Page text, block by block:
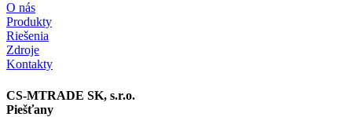
O nás
Produkty
Riešenia
Zdroje
Kontakty
CS-MTRADE SK, s.r.o.
Piešťany